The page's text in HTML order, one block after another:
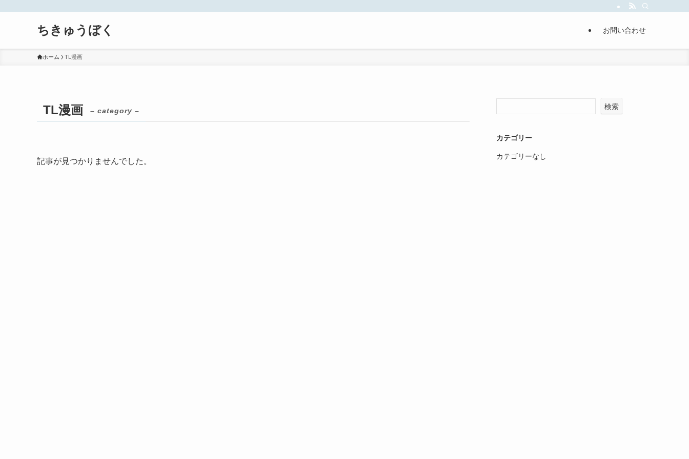
ちきゅうぼく お問い合わせ
ホーム TL漫画
TL漫画 – category –
記事が見つかりませんでした。
検索
カテゴリー
カテゴリーなし